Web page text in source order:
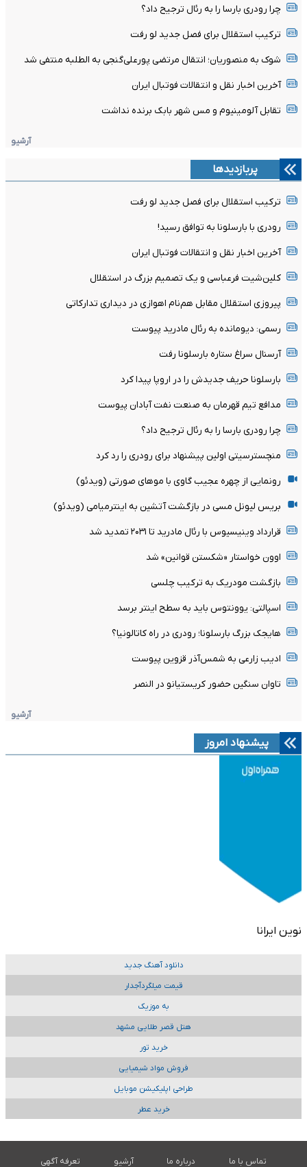
چرا رودری بارسا را به رئال ترجیح داد؟
ترکیب استقلال برای فصل جدید لو رفت
شوک به منصوریان؛ انتقال مرتضی پورعلی‌گنجی به الطلبه منتفی شد
آخرین اخبار نقل و انتقالات فوتبال ایران
تقابل آلومینیوم و مس شهر بابک برنده نداشت
آرشیو
پربازدیدها
ترکیب استقلال برای فصل جدید لو رفت
رودری با بارسلونا به توافق رسید!
آخرین اخبار نقل و انتقالات فوتبال ایران
کلین‌شیت فرعباسی و یک تصمیم بزرگ در استقلال
پیروزی استقلال مقابل هم‌نام اهوازی در دیداری تدارکاتی
رسمی: دیومانده به رئال مادرید پیوست
آرسنال سراغ ستاره بارسلونا رفت
بارسلونا حریف جدیدش را در اروپا پیدا کرد
مدافع تیم قهرمان به صنعت نفت آبادان پیوست
چرا رودری بارسا را به رئال ترجیح داد؟
منچسترسیتی اولین پیشنهاد برای رودری را رد کرد
رونمایی از چهره عجیب گاوی با موهای صورتی (ویدئو)
بریس لیونل مسی در بازگشت آتشین به اینترمیامی (ویدئو)
قرارداد وینیسیوس با رئال مادرید تا ۲۰۳۱ تمدید شد
اوون خواستار «شکستن قوانین» شد
بازگشت مودریک به ترکیب چلسی
اسپالتی: یوونتوس باید به سطح اینتر برسد
هایجک بزرگ بارسلونا؛ رودری در راه کاتالونیا؟
ادیب زارعی به شمس‌آذر قزوین پیوست
تاوان سنگین حضور کریستیانو در النصر
آرشیو
پیشنهاد امروز
نوین ایرانا
دانلود آهنگ جدید
قیمت میلگردآجدار
به موزیک
هتل قصر طلایی مشهد
خرید تور
فروش مواد شیمیایی
طراحی اپلیکیشن موبایل
خرید عطر
تماس با ما درباره ما آرشیو تعرفه آگهی